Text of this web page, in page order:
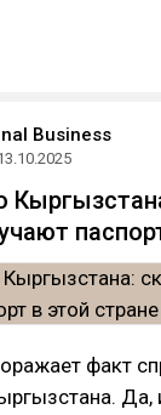
Business
факт
Да,